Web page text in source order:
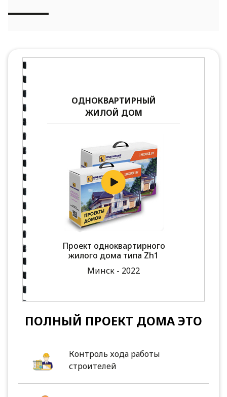
ОДНОКВАРТИРНЫЙ
ЖИЛОЙ ДОМ
Проект одноквартирного
жилого дома типа Zh1
Минск - 2022
ПОЛНЫЙ ПРОЕКТ ДОМА ЭТО
Контроль хода работы
строителей